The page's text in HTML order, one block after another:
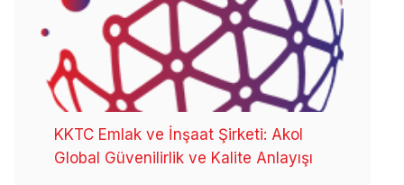
KKTC Emlak ve İnşaat Şirketi: Akol
Global Güvenilirlik ve Kalite Anlayışı